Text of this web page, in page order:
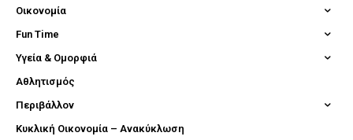
Οικονομία
Fun Time
Υγεία & Ομορφιά
Αθλητισμός
Περιβάλλον
Κυκλική Οικονομία – Ανακύκλωση